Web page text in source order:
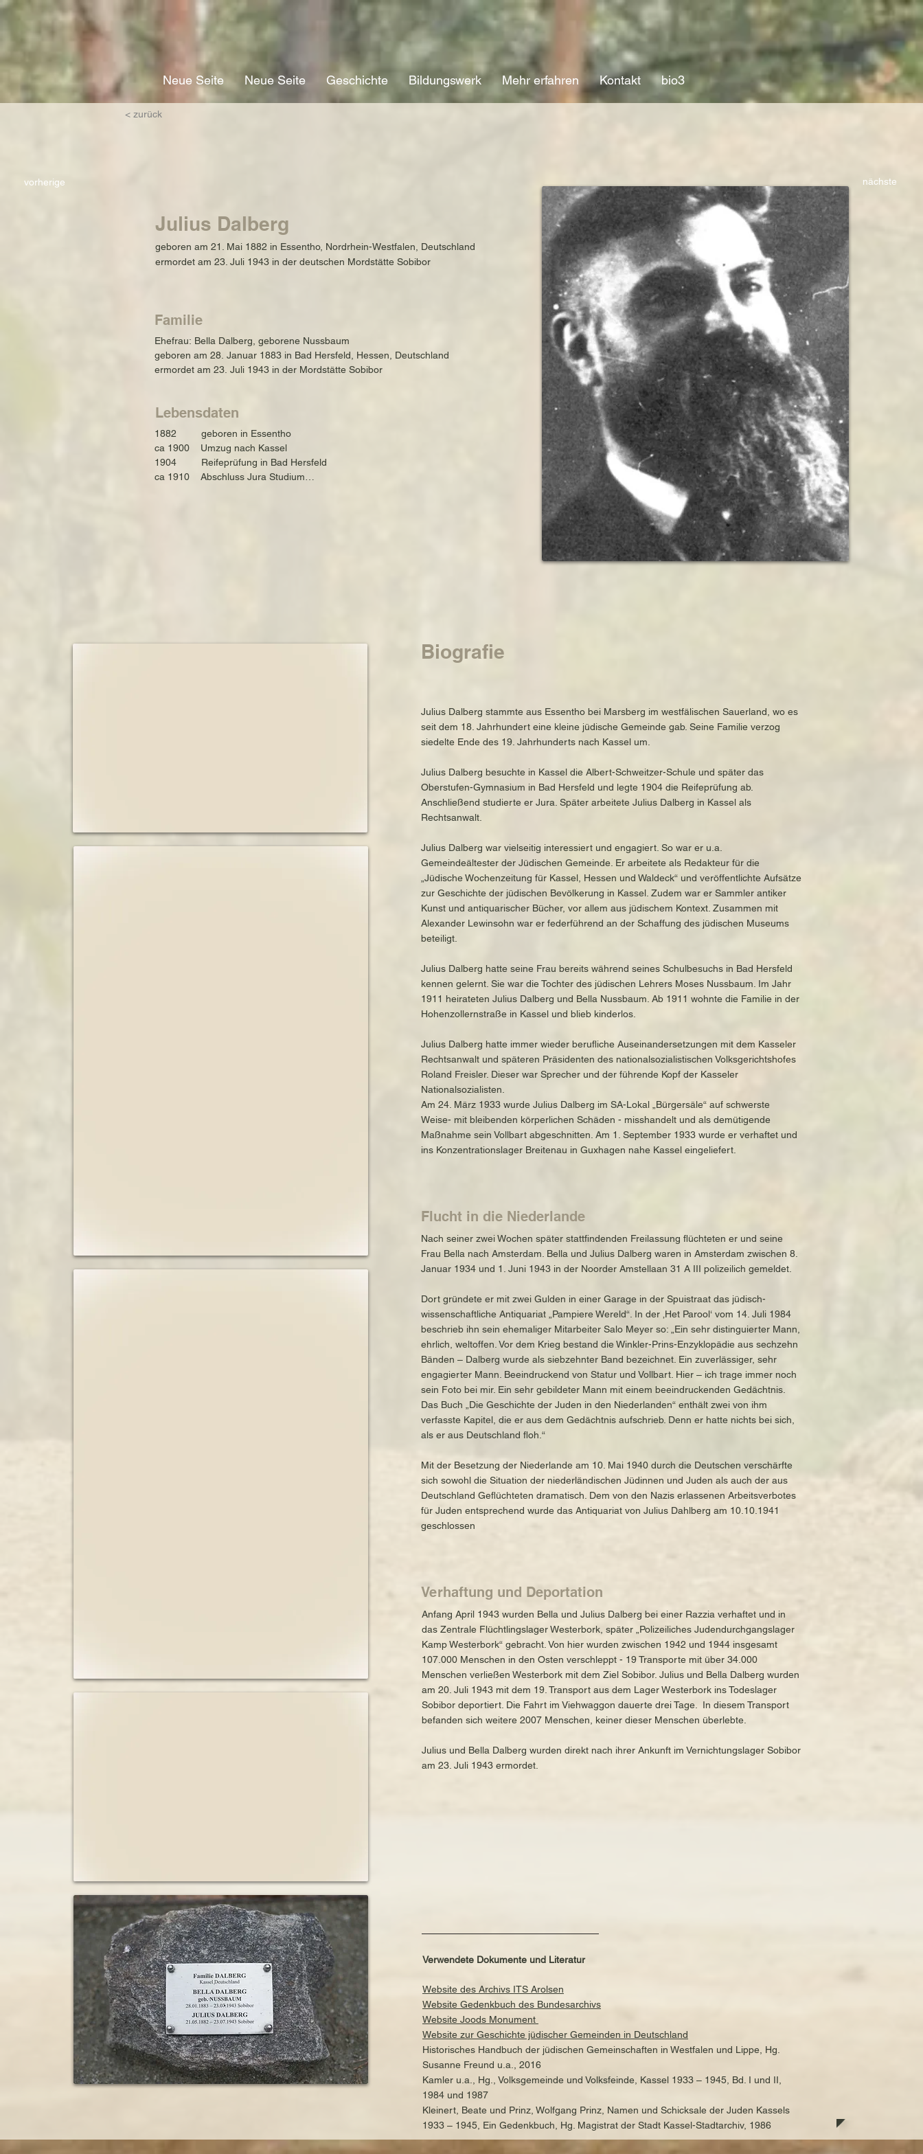
Neue Seite Neue Seite Geschichte Bildungswerk Mehr erfahren Kontakt bio3
< zurück
vorherige
Julius Dalberg
geboren am 21. Mai 1882 in Essentho, Nordrhein-Westfalen, Deutschland
ermordet am 23. Juli 1943 in der deutschen Mordstätte Sobibor
Familie
Ehefrau: Bella Dalberg, geborene Nussbaum
geboren am 28. Januar 1883 in Bad Hersfeld, Hessen, Deutschland
ermordet am 23. Juli 1943 in der Mordstätte Sobibor
Lebensdaten
1882         geboren in Essentho
ca 1900    Umzug nach Kassel
1904         Reifeprüfung in Bad Hersfeld
ca 1910    Abschluss Jura Studium
nächste
Biografie
Julius Dalberg stammte aus Essentho bei Marsberg im westfälischen Sauerland, wo es
seit dem 18. Jahrhundert eine kleine jüdische Gemeinde gab. Seine Familie verzog
siedelte Ende des 19. Jahrhunderts nach Kassel um.
Julius Dalberg besuchte in Kassel die Albert-Schweitzer-Schule und später das
Oberstufen-Gymnasium in Bad Hersfeld und legte 1904 die Reifeprüfung ab.
Anschließend studierte er Jura. Später arbeitete Julius Dalberg in Kassel als
Rechtsanwalt.
Julius Dalberg war vielseitig interessiert und engagiert. So war er u.a.
Gemeindeältester der Jüdischen Gemeinde. Er arbeitete als Redakteur für die
„Jüdische Wochenzeitung für Kassel, Hessen und Waldeck“ und veröffentlichte Aufsätze
zur Geschichte der jüdischen Bevölkerung in Kassel. Zudem war er Sammler antiker
Kunst und antiquarischer Bücher, vor allem aus jüdischem Kontext. Zusammen mit
Alexander Lewinsohn war er federführend an der Schaffung des jüdischen Museums
beteiligt.
Julius Dalberg hatte seine Frau bereits während seines Schulbesuchs in Bad Hersfeld
kennen gelernt. Sie war die Tochter des jüdischen Lehrers Moses Nussbaum. Im Jahr
1911 heirateten Julius Dalberg und Bella Nussbaum. Ab 1911 wohnte die Familie in der
Hohenzollernstraße in Kassel und blieb kinderlos.
Julius Dalberg hatte immer wieder berufliche Auseinandersetzungen mit dem Kasseler
Rechtsanwalt und späteren Präsidenten des nationalsozialistischen Volksgerichtshofes
Roland Freisler. Dieser war Sprecher und der führende Kopf der Kasseler
Nationalsozialisten.
Am 24. März 1933 wurde Julius Dalberg im SA-Lokal „Bürgersäle“ auf schwerste
Weise- mit bleibenden körperlichen Schäden - misshandelt und als demütigende
Maßnahme sein Vollbart abgeschnitten. Am 1. September 1933 wurde er verhaftet und
ins Konzentrationslager Breitenau in Guxhagen nahe Kassel eingeliefert.
Flucht in die Niederlande
Nach seiner zwei Wochen später stattfindenden Freilassung flüchteten er und seine
Frau Bella nach Amsterdam. Bella und Julius Dalberg waren in Amsterdam zwischen 8.
Januar 1934 und 1. Juni 1943 in der Noorder Amstellaan 31 A III polizeilich gemeldet.
Dort gründete er mit zwei Gulden in einer Garage in der Spuistraat das jüdisch-
wissenschaftliche Antiquariat „Pampiere Wereld“. In der ‚Het Parool‘ vom 14. Juli 1984
beschrieb ihn sein ehemaliger Mitarbeiter Salo Meyer so: „Ein sehr distinguierter Mann,
ehrlich, weltoffen. Vor dem Krieg bestand die Winkler-Prins-Enzyklopädie aus sechzehn
Bänden – Dalberg wurde als siebzehnter Band bezeichnet. Ein zuverlässiger, sehr
engagierter Mann. Beeindruckend von Statur und Vollbart. Hier – ich trage immer noch
sein Foto bei mir. Ein sehr gebildeter Mann mit einem beeindruckenden Gedächtnis.
Das Buch „Die Geschichte der Juden in den Niederlanden“ enthält zwei von ihm
verfasste Kapitel, die er aus dem Gedächtnis aufschrieb. Denn er hatte nichts bei sich,
als er aus Deutschland floh.“
Mit der Besetzung der Niederlande am 10. Mai 1940 durch die Deutschen verschärfte
sich sowohl die Situation der niederländischen Jüdinnen und Juden als auch der aus
Deutschland Geflüchteten dramatisch. Dem von den Nazis erlassenen Arbeitsverbotes
für Juden entsprechend wurde das Antiquariat von Julius Dahlberg am 10.10.1941
geschlossen
Verhaftung und Deportation
Anfang April 1943 wurden Bella und Julius Dalberg bei einer Razzia verhaftet und in
das Zentrale Flüchtlingslager Westerbork, später „Polizeiliches Judendurchgangslager
Kamp Westerbork“ gebracht. Von hier wurden zwischen 1942 und 1944 insgesamt
107.000 Menschen in den Osten verschleppt - 19 Transporte mit über 34.000
Menschen verließen Westerbork mit dem Ziel Sobibor. Julius und Bella Dalberg wurden
am 20. Juli 1943 mit dem 19. Transport aus dem Lager Westerbork ins Todeslager
Sobibor deportiert. Die Fahrt im Viehwaggon dauerte drei Tage. In diesem Transport
befanden sich weitere 2007 Menschen, keiner dieser Menschen überlebte.
Julius und Bella Dalberg wurden direkt nach ihrer Ankunft im Vernichtungslager Sobibor
am 23. Juli 1943 ermordet.
Verwendete Dokumente und Literatur
Website des Archivs ITS Arolsen
Website Gedenkbuch des Bundesarchivs
Website Joods Monument
Website zur Geschichte jüdischer Gemeinden in Deutschland
Historisches Handbuch der jüdischen Gemeinschaften in Westfalen und Lippe, Hg.
Susanne Freund u.a., 2016
Kamler u.a., Hg., Volksgemeinde und Volksfeinde, Kassel 1933 – 1945, Bd. I und II,
1984 und 1987
Kleinert, Beate und Prinz, Wolfgang Prinz, Namen und Schicksale der Juden Kassels
1933 – 1945, Ein Gedenkbuch, Hg. Magistrat der Stadt Kassel-Stadtarchiv, 1986